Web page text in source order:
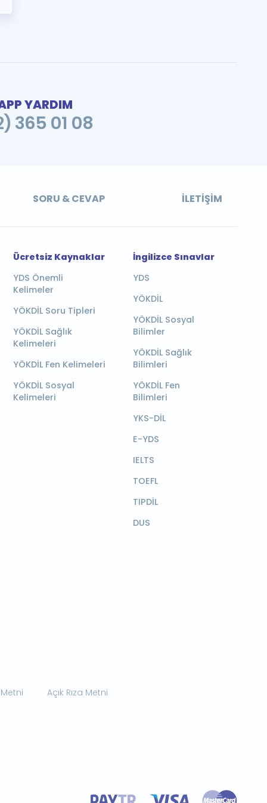
YARDIM
365 01 08
SORU & CEVAP İLETIŞIM
Ücretsiz Kaynaklar
YDS Önemli
Kelimeler
YÖKDİL Soru Tipleri
YÖKDİL Sağlık
Kelimeleri
YÖKDİL Fen Kelimeleri
YÖKDİL Sosyal
Kelimeleri
İngilizce Sınavlar
YDS
YÖKDİL
YÖKDİL Sosyal
Bilimler
YÖKDİL Sağlık
Bilimleri
YÖKDİL Fen
Bilimleri
YKS-DİL
E-YDS
IELTS
TOEFL
TIPDİL
DUS
Açık Rıza Metni